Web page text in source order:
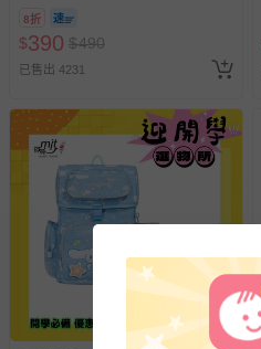
8/30 (電子票券，於展期現場憑
訂單編號兌換，逾期作廢) (大
人小孩均一價(3歲以上需購票))
8折
$390 $490
已售出 4231